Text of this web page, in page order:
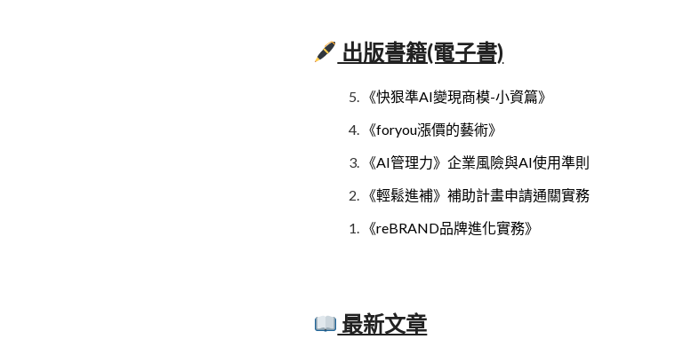
出版書籍(電子書)
《快狠準AI變現商模-小資篇》
《foryou漲價的藝術》
《AI管理力》企業風險與AI使用準則
《輕鬆進補》補助計畫申請通關實務
《reBRAND品牌進化實務》
最新文章